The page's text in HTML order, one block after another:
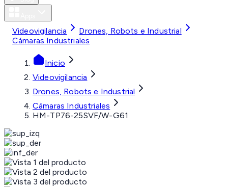
Videovigilancia
Drones, Robots e Industrial
Cámaras Industriales
Inicio
Videovigilancia
Drones, Robots e Industrial
Cámaras Industriales
HM-TP76-25SVF/W-G61